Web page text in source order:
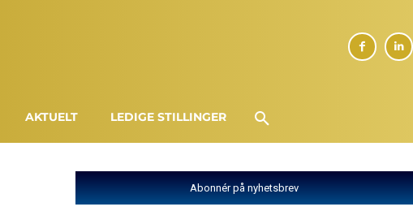
AKTUELT LEDIGE STILLINGER
Abonnér på nyhetsbrev